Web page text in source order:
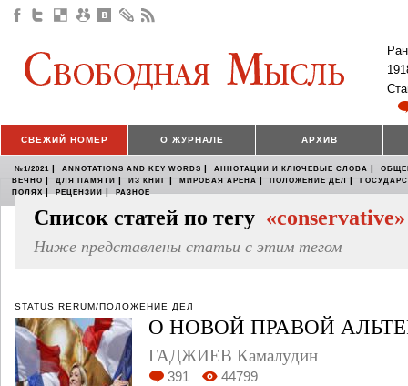
СВЕЖИЙ НОМЕР О ЖУРНАЛЕ АРХИВ
№1/2021 | ANNOTATIONS AND KEY WORDS | АННОТАЦИИ И КЛЮЧЕВЫЕ СЛОВА |
ВЕЧНО | ДЛЯ ПАМЯТИ | ИЗ КНИГ | МИРОВАЯ АРЕНА | ПОЛОЖЕНИЕ ДЕЛ |
ПОЛЯХ | РЕЦЕНЗИИ | РАЗНОЕ
Список статей по тегу «conservative»
Ниже представлены статьи с этим тегом
STATUS RERUM/ПОЛОЖЕНИЕ ДЕЛ
О НОВОЙ ПРАВОЙ
ГАДЖИЕВ Камалудин
391 44799